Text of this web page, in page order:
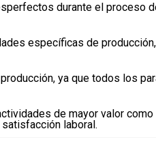
durante el proceso
específicas de
ya que todos los
de mayor valor
laboral.